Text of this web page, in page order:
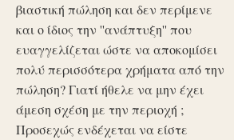
βιαστική πώληση και δεν περίμενε
και ο ίδιος την ''ανάπτυξη'' που
ευαγγελίζεται ώστε να αποκομίσει
πολύ περισσότερα χρήματα από την
πώληση? Γιατί ήθελε να μην έχει
άμεση σχέση με την περιοχή ;
Προσεχώς ενδέχεται να είστε